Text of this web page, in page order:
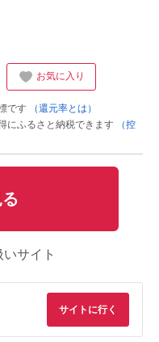
お気に入り
です
（還元率とは）
にふるさと納税できます
（控
サイト
サイトに行く